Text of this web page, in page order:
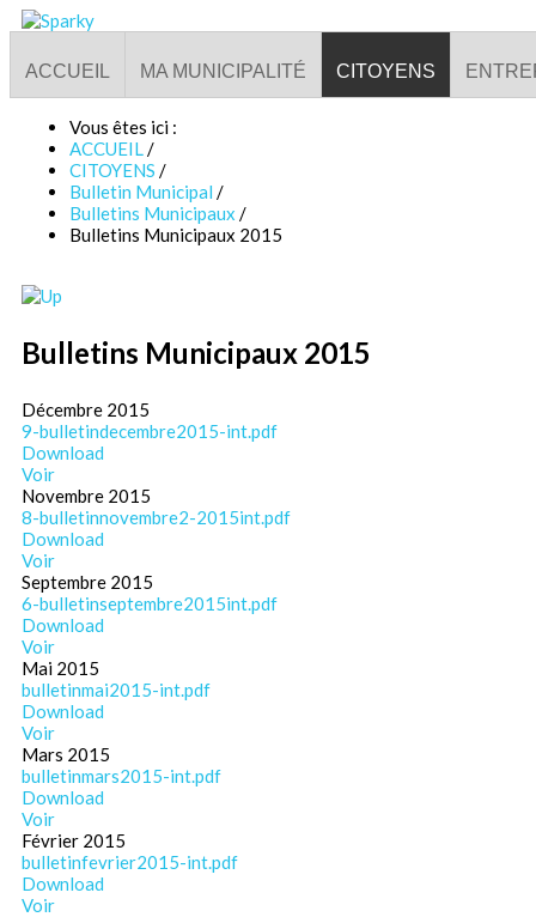
ACCUEIL MA MUNICIPALITÉ CITOYENS
Vous êtes ici :
ACCUEIL/
CITOYENS /
Bulletin Municipal /
Bulletins Municipaux /
Bulletins Municipaux 2015
Bulletins Municipaux 2015
Décembre 2015
9-bulletindecembre2015-int.pdf
Download
Voir
Novembre 2015
8-bulletinnovembre2-2015int.pdf
Download
Voir
Septembre 2015
6-bulletinseptembre2015int.pdf
Download
Voir
Mai 2015
bulletinmai2015-int.pdf
Download
Voir
Mars 2015
bulletinmars2015-int.pdf
Download
Voir
Février 2015
bulletinfevrier2015-int.pdf
Download
Voir